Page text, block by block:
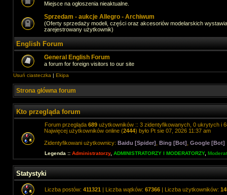
Miejsce na ogłoszenia nieaktualne.
Sprzedam - aukcje Allegro - Archiwum
(Oferty sprzedaży modeli, części oraz akcesoriów modelarskich
zarejestrowany użytkownik)
English Forum
General English Forum
a forum for foreign visitors to our site
Usuń ciasteczka | Ekipa
Strona główna forum
Kto przegląda forum
Forum przegląda 689 użytkowników :: 3 zidentyfikowanych, 0 ukrytych i
Najwięcej użytkowników online (2444) było Pt sie 07, 2026 11:37 am
Zidentyfikowani użytkownicy: Baidu [Spider] Bing [Bot] Google [Bot]
Legenda :: Administratorzy, ADMINISTRATORZY I MODERATORZY,
Statystyki
Liczba postów: 411321 | Liczba wątków: 67366 | Liczba użytkowników: